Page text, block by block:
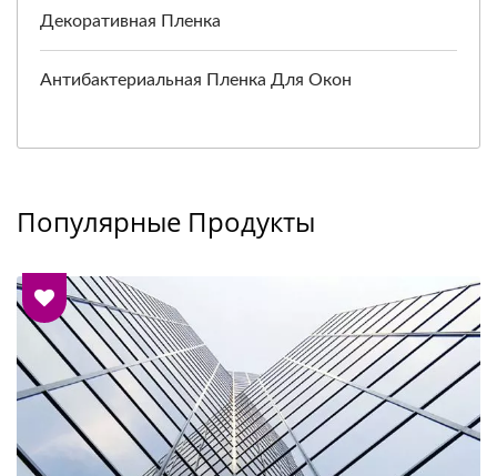
Декоративная Пленка
Антибактериальная Пленка Для Окон
Популярные Продукты